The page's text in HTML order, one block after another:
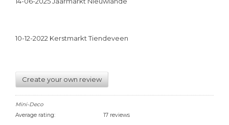
10-12-2022 Kerstmarkt Tiendeveen
Create your own review
Mini-Deco
Average rating:
17 reviews